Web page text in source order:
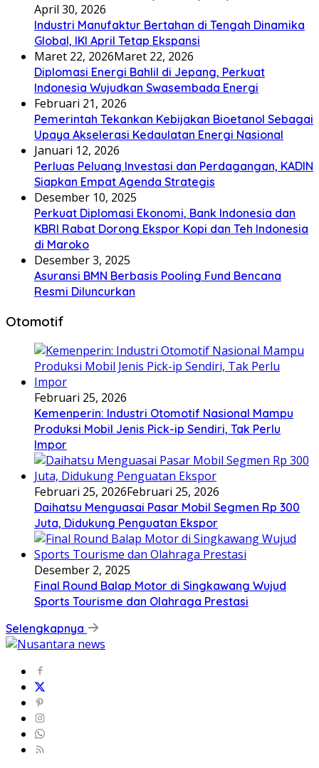
April 30, 2026
Industri Manufaktur Bertahan di Tengah Dinamika
Global, IKI April Tetap Ekspansi
Maret 22, 2026Maret 22, 2026
Diplomasi Energi Bahlil di Jepang, Perkuat
Indonesia Wujudkan Swasembada Energi
Februari 21, 2026
Pemerintah Tekankan Kebijakan Bioetanol Sebagai
Upaya Akselerasi Kedaulatan Energi Nasional
Januari 12, 2026
Perluas Peluang Investasi dan Perdagangan, KADIN
Siapkan Empat Agenda Strategis
Desember 10, 2025
Perkuat Diplomasi Ekonomi, Bank Indonesia dan
KBRI Rabat Dorong Ekspor Kopi dan Teh Indonesia
di Maroko
Desember 3, 2025
Asuransi BMN Berbasis Pooling Fund Bencana
Resmi Diluncurkan
Otomotif
Februari 25, 2026
Kemenperin: Industri Otomotif Nasional Mampu
Produksi Mobil Jenis Pick-ip Sendiri, Tak Perlu
Impor
Februari 25, 2026Februari 25, 2026
Daihatsu Menguasai Pasar Mobil Segmen Rp 300
Juta, Didukung Penguatan Ekspor
Desember 2, 2025
Final Round Balap Motor di Singkawang Wujud
Sports Tourisme dan Olahraga Prestasi
Selengkapnya